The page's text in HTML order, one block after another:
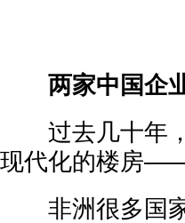
两家中国企
过去几十年，
现代化的楼房
非洲很多国家